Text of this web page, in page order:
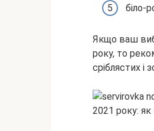
біло-
Якщо ваш
року, то
сріблястих і